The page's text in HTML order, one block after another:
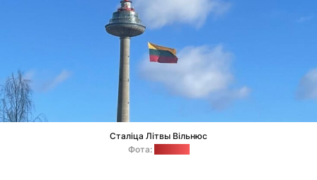
Сталіца Літвы Вільнюс
Фота: